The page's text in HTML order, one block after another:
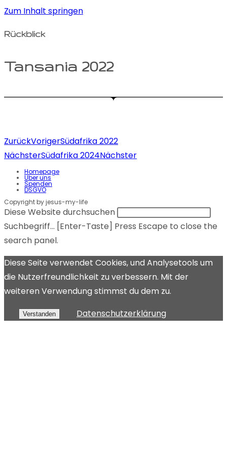
Zum Inhalt springen
Rückblick
Tansania 2022
ZurückVorigerSüdafrika 2022
NächsterSüdafrika 2024Nächster
Homepage
Über uns
Spenden
DSGVO
Copyright by jesus-my-life
Diese Website durchsuchen
Suchbegriff... [Enter-Taste] Press Escape to close the
search panel.
Diese Seite verwendet Cookies, und Analysetools um
die Nutzerfreundlichkeit zu verbessern. Mit der
weiteren Verwendung stimmst du dem zu.
Verstanden Datenschutzerklärung